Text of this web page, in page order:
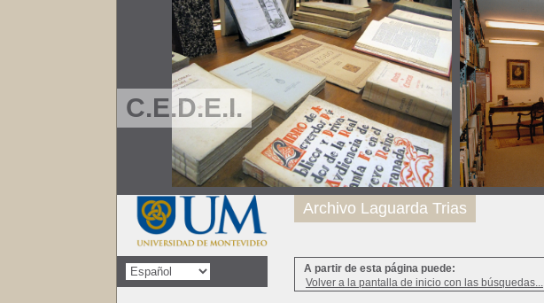
C.E.D.E.I.
A partir de esta página puede:
Volver a la pantalla de inicio con las búsquedas...
Archivo Laguarda Trias